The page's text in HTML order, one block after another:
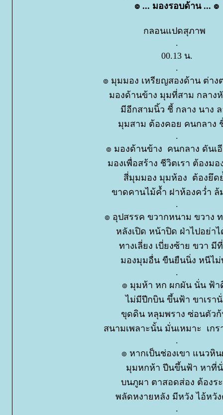
๏ ... มองรอบด้าน ... ๏
กลอนแปดสุภาพ
.
00.13 น.
.
๏ มุมมอง เหรียญสองด้าน ต่าง
มองด้านข้าง มุมที่สาม กลา
มีอีกสามนิ้ว ชี้ กลาง นาง
มุมสาม ต้องคอย คนกลาง
.
๏ มองด้านข้าง คนกลาง ดันเ
มองเพื่อสร้าง ชีวิตเรา ต้องมอ
สี่มุมมอง มุมห้อง ต้องยึด
ขาดคานไม้ค้ำ ฝาห้องคว่ำ ล้
.
๏ อุปสรรค ขวากหนาม ขวาง
หลังเปิด หน้าปิด ฝ่าไปอย่า
ทางเลี่ยง เบี่ยงซ้าย ขวา มี
มองมุมอื่น ขืนยืนนิ่ง หนีไ
.
๏ มุมห้า หก ผกผัน นั่น ฟ้า
ไม่มีปีกบิน ขึ้นฟ้า ขาเรา
ขุดดิน หลุมพราง ซ่อนตัว
สนามเพลาะนั้น มั่นเหมาะ เกร
.
๏ หากเป็นช่องเขา แนวหิ
มุมหกห้า ปีนขึ้นฟ้า หาที่
บนภูผา ตาสอดส่อง ต้องร
พลัดหงายหลัง มีหวัง ไอ้ห
.